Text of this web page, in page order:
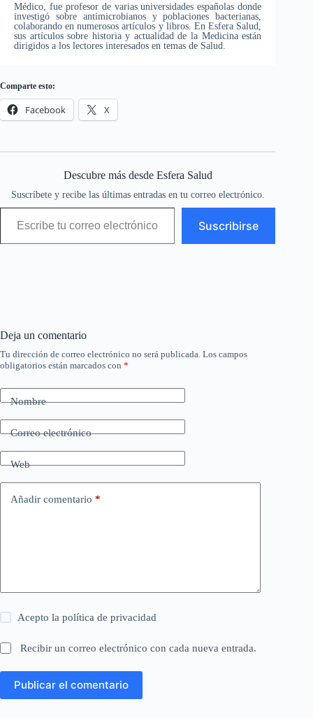
Médico, fue profesor de varias universidades españolas donde
investigó sobre antimicrobianos y poblaciones bacterianas,
colaborando en numerosos artículos y libros. En Esfera Salud,
sus artículos sobre historia y actualidad de la Medicina están
dirigidos a los lectores interesados en temas de Salud.
Comparte esto:
Facebook X
Descubre más desde Esfera Salud
Suscríbete y recibe las últimas entradas en tu correo electrónico.
Escribe tu correo electrónico…
Suscribirse
Deja un comentario
Tu dirección de correo electrónico no será publicada. Los campos
obligatorios están marcados con *
Nombre
Correo electrónico
Web
Añadir comentario *
Acepto lapolítica de privacidad
Recibir un correo electrónico con cada nueva entrada.
Publicar el comentario